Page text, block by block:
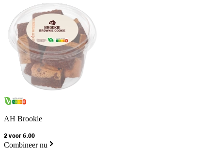
AH Brookie
2 voor 6.00
Combineer nu